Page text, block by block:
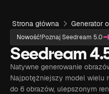
Strona główna Generator
Nowość!Poznaj Seedream 5.0
Seedream
Natywne generowanie
Najpotężniejszy model wielu
do 6 obrazów, ulepszonym